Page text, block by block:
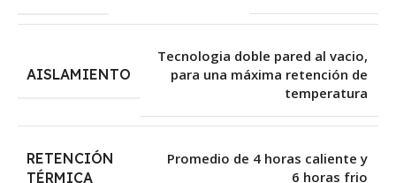
AISLAMIENTO
Tecnologia doble pared al vacio,
para una máxima retención de
temperatura
RETENCIÓN
TÉRMICA
Promedio de 4 horas caliente y
6 horas frio